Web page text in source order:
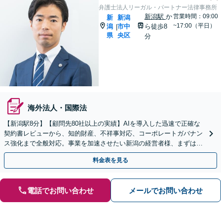
弁護士法人リーガル・パートナー法律事務所
新
潟
県
|
新潟
市中
央区
新潟駅 か
ら徒歩8
分
営業時間：09:00
~17:00（平日）
海外法人・国際法
【新潟駅8分】【顧問先80社以上の実績】AIを導入した迅速で正確な
契約書レビューから、知的財産、不祥事対応、コーポレートガバナン
ス強化まで全般対応。事業を加速させたい新潟の経営者様、まずはご
相談ください。【トラブル予防から解決まで】
料金表を見る
電話でお問い合わせ メールでお問い合わせ